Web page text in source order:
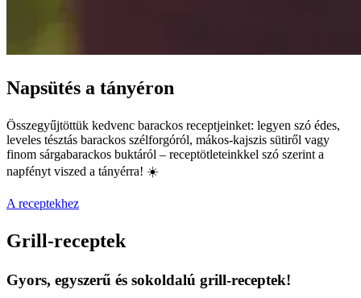
Napsütés a tányéron
Összegyűjtöttük kedvenc barackos receptjeinket: legyen szó édes,
leveles tésztás barackos szélforgóról, mákos-kajszis sütiről vagy
finom sárgabarackos buktáról – receptötleteinkkel szó szerint a
napfényt viszed a tányérra! ☀️
A receptekhez
Grill-receptek
Gyors, egyszerű és sokoldalú grill-receptek!